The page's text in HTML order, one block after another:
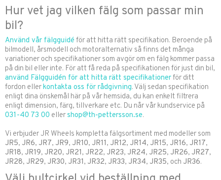
Hur vet jag vilken fälg som passar min
bil?
Använd vår fälgguidé för att hitta rätt specifikation. Beroende på
bilmodell, årsmodell och motoralternativ så finns det många
variationer och specifikationer som avgör om en fälg kommer passa
på din bil eller inte. För att få reda på specifikationen för just din bil,
använd Fälgguidén för att hitta rätt specifikationerför ditt
fordon ellerkontakta oss för rådgivning. Välj sedan specifikation
enligt dina önskemål här på vår hemsida, du kan enkelt filtrera
enligt dimension, färg, tillverkare etc. Du når vår kundservice på
031-40 73 00 ellershop@th-pettersson.se.
Vi erbjuder JR Wheels kompletta fälgsortiment med modeller som
JR5, JR6, JR7, JR9, JR10, JR11, JR12, JR14, JR15, JR16, JR17,
JR18, JR19, JR20, JR21, JR22, JR23, JR24, JR25, JR26, JR27,
JR28, JR29, JR30, JR31, JR32, JR33, JR34, JR35, och JR36.